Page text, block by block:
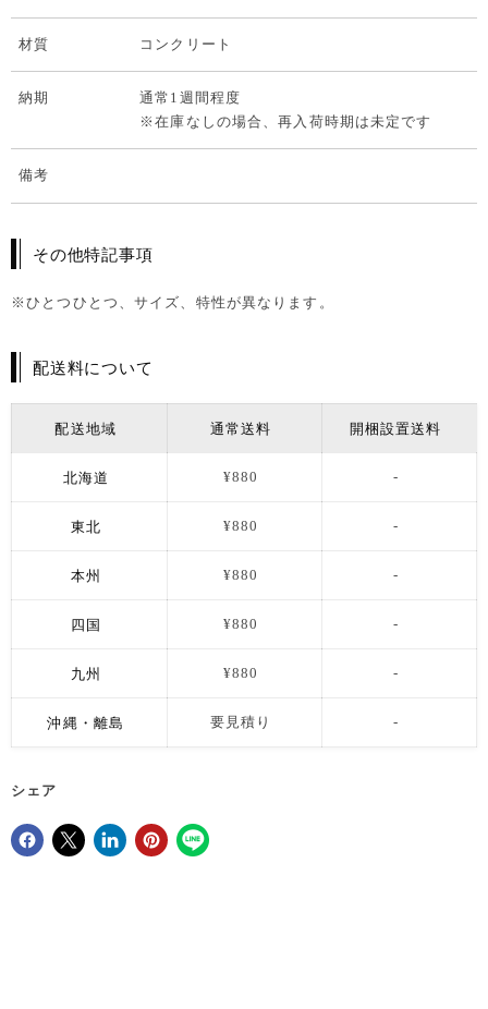
材質 コンクリート
納期
通常1週間程度
※在庫なしの場合、再入荷時期は未定です
備考
その他特記事項
※ひとつひとつ、サイズ、特性が異なります。
配送料について
配送地域 通常送料 開梱設置送料
北海道 ¥880 -
東北 ¥880 -
本州 ¥880 -
四国 ¥880 -
九州 ¥880 -
沖縄・離島 要見積り -
シェア